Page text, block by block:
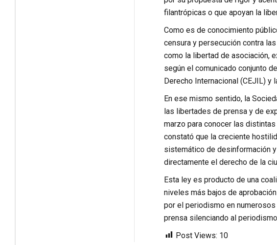
filantrópicas o que apoyan la
Como es de conocimiento
censura y persecución contra
como la libertad de asociación,
según el comunicado conjunto
Derecho Internacional (CEJIL) y
En ese mismo sentido, la
las libertades de prensa y de
marzo para conocer las
constató que la creciente
sistemático de desinformación
directamente el derecho de la
Esta ley es producto de una
niveles más bajos de
por el periodismo en
prensa silenciando al
Post Views: 10